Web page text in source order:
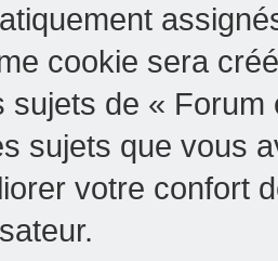
cookie sera
sujets de «
sujets que vous
votre confort